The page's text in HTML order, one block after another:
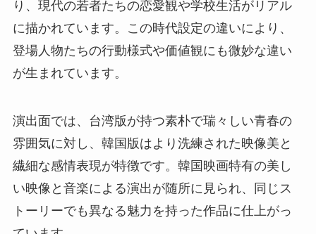
り、現代の若者たちの恋愛観や学校生活がリアル
に描かれています。この時代設定の違いにより、
登場人物たちの行動様式や価値観にも微妙な違い
が生まれています。
演出面では、台湾版が持つ素朴で瑞々しい青春の
雰囲気に対し、韓国版はより洗練された映像美と
繊細な感情表現が特徴です。韓国映画特有の美し
い映像と音楽による演出が随所に見られ、同じス
トーリーでも異なる魅力を持った作品に仕上がっ